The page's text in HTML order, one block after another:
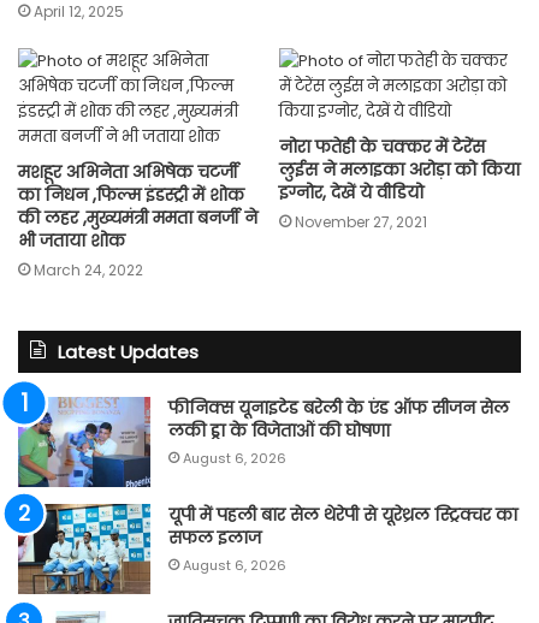
April 12, 2025
मशहूर अभिनेता अभिषेक चटर्जी
का निधन ,फिल्म इंडस्ट्री में शोक
की लहर ,मुख्यमंत्री ममता बनर्जी ने
भी जताया शोक
March 24, 2022
नोरा फतेही के चक्कर में टेरेंस
लुईस ने मलाइका अरोड़ा को किया
इग्नोर, देखें ये वीडियो
November 27, 2021
Latest Updates
फीनिक्स यूनाइटेड बरेली के एंड ऑफ सीजन सेल
लकी ड्रा के विजेताओं की घोषणा
August 6, 2026
यूपी में पहली बार सेल थेरेपी से यूरेथ्रल स्ट्रिक्चर का
सफल इलाज
August 6, 2026